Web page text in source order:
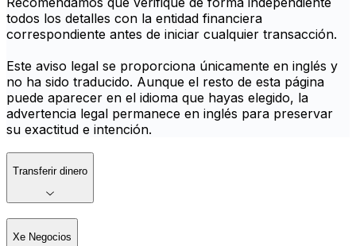
todos los detalles con la entidad financiera
correspondiente antes de iniciar cualquier transacción.
Este aviso legal se proporciona únicamente en inglés y
no ha sido traducido. Aunque el resto de esta página
puede aparecer en el idioma que hayas elegido, la
advertencia legal permanece en inglés para preservar
su exactitud e intención.
Transferir dinero
Xe Negocios